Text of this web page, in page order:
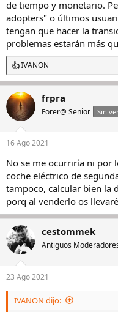
de tiempo y monetario.
adopters" o últimos
tengan que hacer la
problemas estarán más
R
e
a
c
c
i
e
:
IVANON
frpra
Forer@ Senior Sin
16 Ago 2021
No se me ocurriría ni por
coche eléctrico de
tampoco, calcular bien la
porq al venderlo os
cestommek
Antiguos
23 Ago 2021
IVANON dijo: